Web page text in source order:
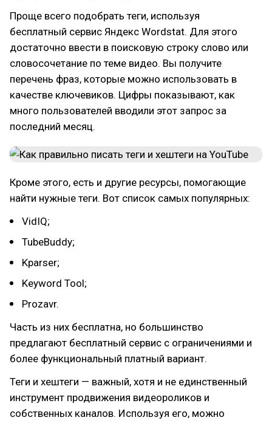
Проще всего подобрать теги, используя
бесплатный сервис Яндекс Wordstat. Для этого
достаточно ввести в поисковую строку слово или
словосочетание по теме видео. Вы получите
перечень фраз, которые можно использовать в
качестве ключевиков. Цифры показывают, как
много пользователей вводили этот запрос за
последний месяц.
Кроме этого, есть и другие ресурсы, помогающие
найти нужные теги. Вот список самых популярных:
VidIQ;
TubeBuddy;
Kparser;
Keyword Tool;
Prozavr.
Часть из них бесплатна, но большинство
предлагают бесплатный сервис с ограничениями и
более функциональный платный вариант.
Теги и хештеги — важный, хотя и не единственный
инструмент продвижения видеороликов и
собственных каналов. Используя его, можно